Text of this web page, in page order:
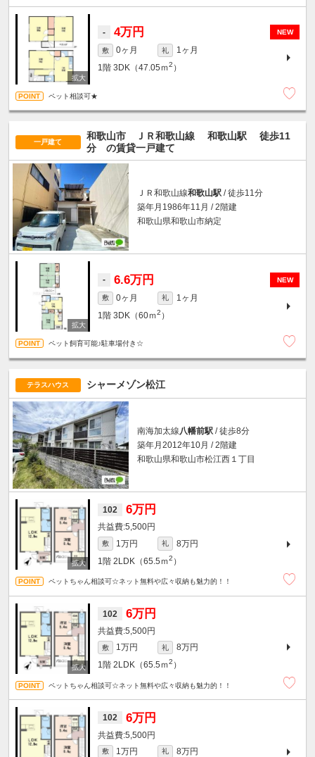
NEW
- 4万円
敷 0ヶ月 礼
1ヶ月
1階 3DK（47.05ｍ2 ）
ペット相談可★
一戸建て
和歌山市 ＪＲ和歌山線 和歌山駅
徒歩11
分 の賃貸一戸建て
ＪＲ和歌山線和歌山駅 / 徒歩11分
築年月1986年11月 / 2階建
和歌山県和歌山市納定
NEW
- 6.6万円
敷 0ヶ月 礼
1ヶ月
1階 3DK（60ｍ2 ）
ペット飼育可能♪駐車場付き☆
テラスハウス シャーメゾン松江
南海加太線八幡前駅 / 徒歩8分
築年月2012年10月 / 2階建
和歌山県和歌山市松江西１丁目
102 6万円
5,500円
敷 1万円 礼
8万円
1階 2LDK（65.5ｍ2 ）
ペットちゃん相談可☆ネット無料や広々収納も魅力的！！
102 6万円
5,500円
敷 1万円 礼
8万円
1階 2LDK（65.5ｍ2 ）
ペットちゃん相談可☆ネット無料や広々収納も魅力的！！
102 6万円
5,500円
敷 1万円 礼
8万円